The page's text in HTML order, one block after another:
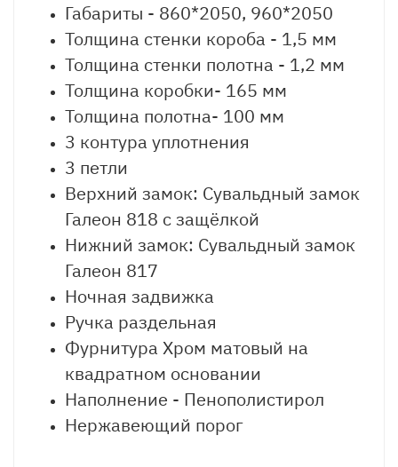
Габариты - 860*2050, 960*2050
Толщина стенки короба - 1,5 мм
Толщина стенки полотна - 1,2 мм
Толщина коробки- 165 мм
Толщина полотна- 100 мм
3 контура уплотнения
3 петли
Верхний замок: Сувальдный замок
Галеон 818 с защёлкой
Нижний замок: Сувальдный замок
Галеон 817
Ночная задвижка
Ручка раздельная
Фурнитура Хром матовый на
квадратном основании
Наполнение - Пенополистирол
Нержавеющий порог